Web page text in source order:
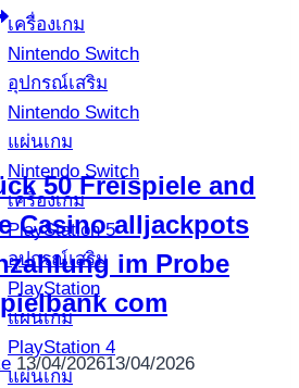
เครื่องเกม
Nintendo Switch
อุปกรณ์เสริม
Nintendo Switch
แผ่นเกม
Nintendo Switch
เครื่องเกม
PlayStation 5
อุปกรณ์เสริม
PlayStation
แผ่นเกม
PlayStation 4
แผ่นเกม
50 Freispiele and
Casino alljackpots
im Probe
com
13/04/202613/04/2026